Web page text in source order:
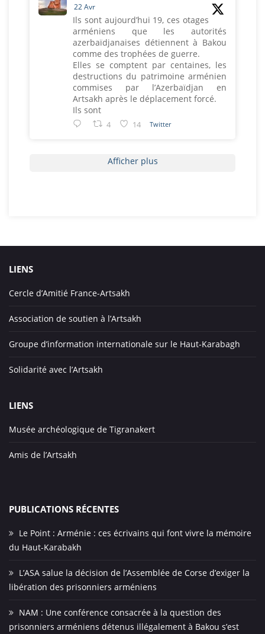
22 Avr
Ils sont aujourd’hui 19, ces otages
arméniens que les autorités
azerbaïdjanaises détiennent à Bakou
comme des trophées de guerre.
Elles se comptent par centaines, les
destructions du patrimoine arménien
commises par l’Azerbaïdjan en
Artsakh après le déplacement forcé.
Ils sont
4 14 Twitter
Afficher plus
LIENS
Cercle d’Amitié France-Artsakh
Association de soutien à l’Artsakh
Groupe d’information internationale sur le Haut-Karabagh
Solidarité avec l’Artsakh
LIENS
Musée archéologique de Tigranakert
Amis de l’Artsakh
PUBLICATIONS RÉCENTES
Le Point : Arménie : ces écrivains qui font vivre la mémoire
du Haut-Karabakh
L’ASA salue la décision de l’Assemblée de Corse d’exiger la
libération des prisonniers arméniens
NAM : Une conférence consacrée à la question des
prisonniers arméniens détenus illégalement à Bakou s’est